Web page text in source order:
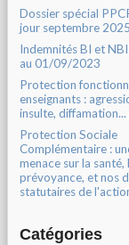
Dossier spécial
jour septembre 2025
Indemnités BI et
au 01/09/2023
Protection
enseignants :
insulte, diffamation...
Protection Sociale
Complémentaire :
menace sur la santé,
prévoyance, et nos
statutaires de
Catégories